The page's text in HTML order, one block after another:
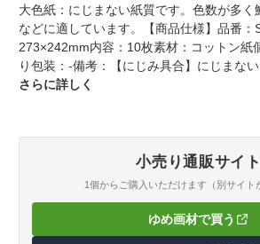
大色紙：にじまない紙質です。色数が多く
などに適しています。【商品仕様】品番：
273×242mm内容：10枚素材：コットン紙
り包装：-備考：【にじみ具合】にじまない
さらに詳しく
小売り通販サイト
1個からご購入いただけます（別サイト
ゆめ画材で買う
（新しい